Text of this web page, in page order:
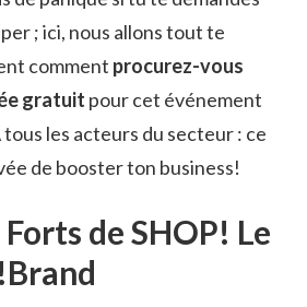
; ici, nous allons tout te
comment procurez-vous
gratuit pour cet événement
les acteurs du secteur : ce
de booster ton business!
Forts de SHOP! Le